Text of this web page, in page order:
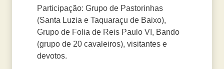
Participação: Grupo de Pastorinhas
(Santa Luzia e Taquaraçu de Baixo),
Grupo de Folia de Reis Paulo VI, Bando
(grupo de 20 cavaleiros), visitantes e
devotos.